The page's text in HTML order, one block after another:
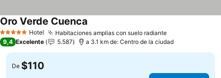
5 Estrellas Hotel Habitaciones amplias con suelo radianteVer precios
Oro Verde Cuenca
9,4 Excelente 5.587 a 3.1 km de: Centro de la ciudad
De $110